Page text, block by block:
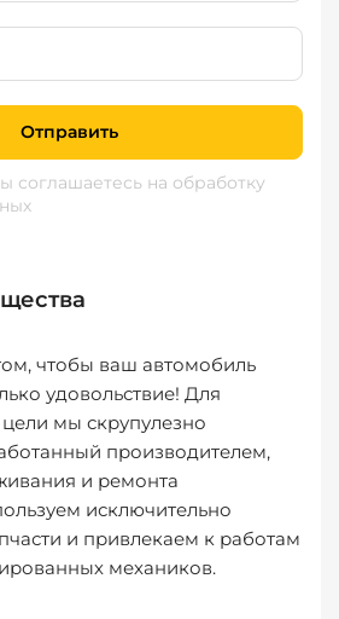
Отправить
соглашаетесь на обработку
чтобы ваш автомобиль
удовольствие! Для
мы скрупулезно
производителем,
и ремонта
исключительно
и привлекаем к работам
механиков.